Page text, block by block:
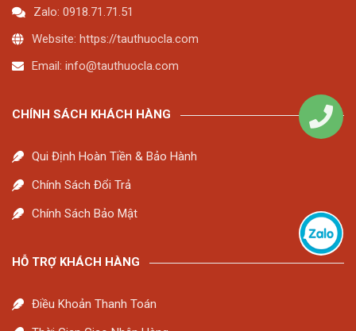
Zalo: 0918.71.71.51
Website: https://tauthuocla.com
Email: info@tauthuocla.com
CHÍNH SÁCH KHÁCH HÀNG
Qui Định Hoàn Tiền & Bảo Hành
Chính Sách Đổi Trả
Chính Sách Bảo Mật
HỖ TRỢ KHÁCH HÀNG
Điều Khoản Thanh Toán